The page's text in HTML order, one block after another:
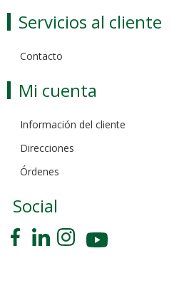
Servicios al cliente
Contacto
Mi cuenta
Información del cliente
Direcciones
Órdenes
Social